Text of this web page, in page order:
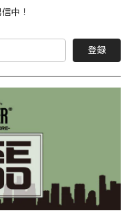
中！
登録